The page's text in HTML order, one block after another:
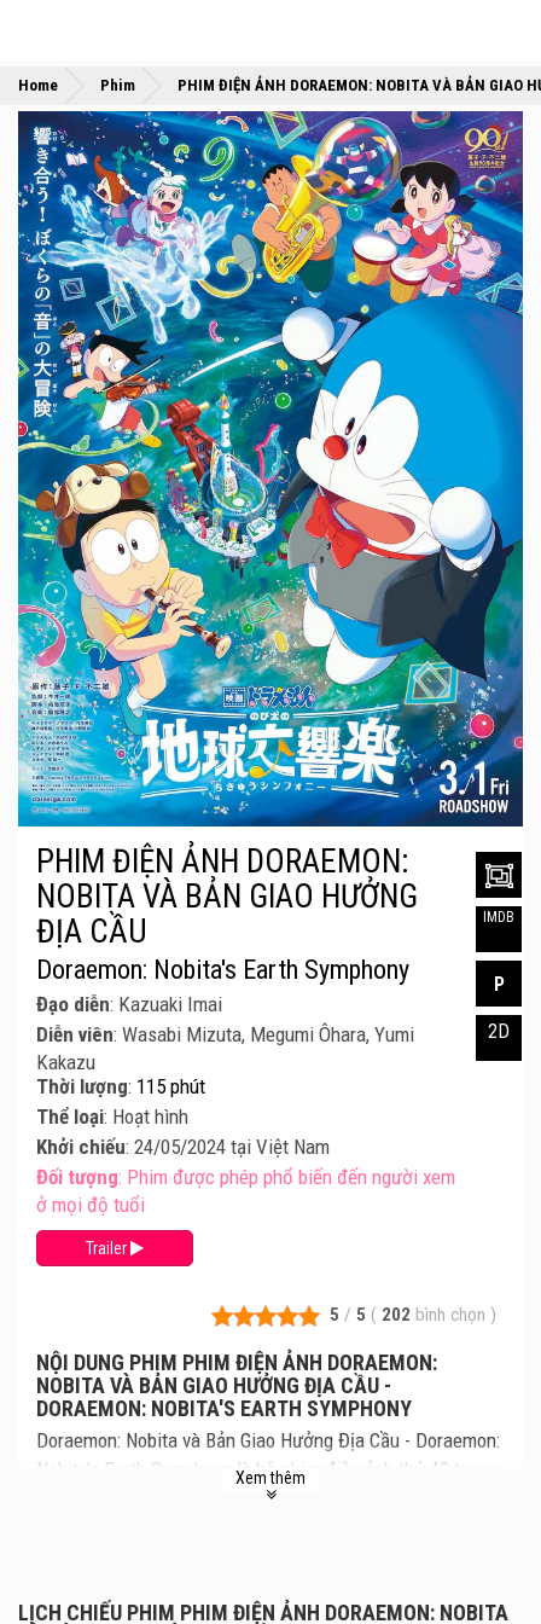
Home Phim PHIM ĐIỆN ẢNH DORAEMON: NOBITA VÀ BẢN GIAO
5 / 5 ( 202 bình chọn )
NỘI DUNG PHIM PHIM ĐIỆN ẢNH DORAEMON:
NOBITA VÀ BẢN GIAO HƯỞNG ĐỊA CẦU -
DORAEMON: NOBITA'S EARTH SYMPHONY
Doraemon: Nobita và Bản Giao Hưởng Địa Cầu - Doraemon:
Nobita's Earth Symphony là bộ phim điện ảnh thứ 43 trong
loạt phim điện ảnh Doraemon, kể về hành trình Nobita,
Giao Hưởng Địa Cầu chi tiết tại rạp. Review phim và mua
Xem thêm
PHIM ĐIỆN ẢNH DORAEMON:
NOBITA VÀ BẢN GIAO HƯỞNG
ĐỊA CẦU
Doraemon: Nobita's Earth Symphony
Đạo diễn: Kazuaki Imai
Diễn viên: Wasabi Mizuta, Megumi Ôhara, Yumi
Kakazu
Thời lượng: 115 phút
Thể loại: Hoạt hình
Khởi chiếu: 24/05/2024 tại Việt Nam
Đối tượng: Phim được phép phổ biến đến người xem
ở mọi độ tuổi
Trailer
IMDB
P
2D
LỊCH CHIẾU PHIM PHIM ĐIỆN ẢNH DORAEMON: NOBITA